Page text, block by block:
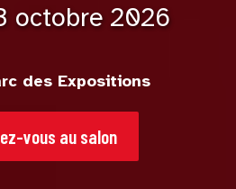
octobre 2026
des Expositions
vous au salon